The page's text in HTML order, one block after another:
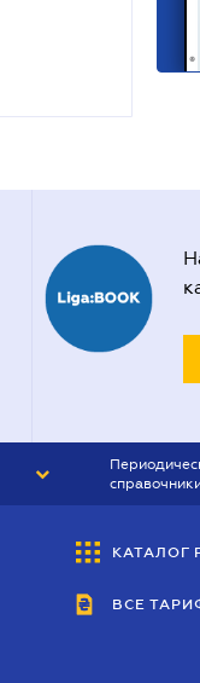
ВЕСТНИК
КАТАЛОГ
ВСЕ